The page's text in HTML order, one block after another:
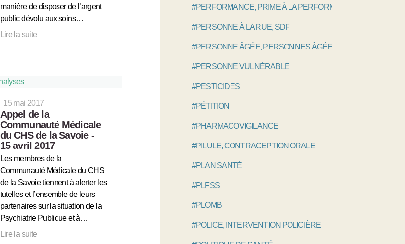
manière de disposer de l’argent
public dévolu aux soins…
Lire la suite
15 mai 2017
Appel de la
Communauté Médicale
du CHS de la Savoie -
15 avril 2017
Les membres de la
Communauté Médicale du CHS
de la Savoie tiennent à alerter les
tutelles et l’ensemble de leurs
partenaires sur la situation de la
Psychiatrie Publique et à…
Lire la suite
#PERFORMANCE, PRIME À LA PERFORMANCE, P4P
#PERSONNE À LA RUE, SDF
#PERSONNE ÂGÉE, PERSONNES ÂGÉES
#PERSONNE VULNÉRABLE
#PESTICIDES
#PÉTITION
#PHARMACOVIGILANCE
#PILULE, CONTRACEPTION ORALE
#PLAN SANTÉ
#PLFSS
#PLOMB
#POLICE, INTERVENTION POLICIÈRE